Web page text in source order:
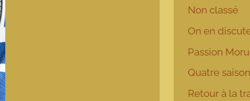
Non classé
On en
Passion
Quatre
Retour à la